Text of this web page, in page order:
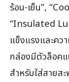
ร้อน-เย็น”,
“Insulated
แข็งแรงและคว
กล่องมีตัวล็อค
สำหรับใส่สายส